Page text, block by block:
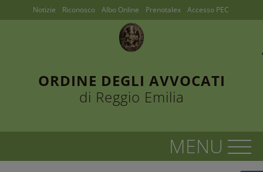
ORDINE DEGLI AVVOCATI
di Reggio Emilia
Notizie Riconosco Albo Online Prenotalex Accesso PEC